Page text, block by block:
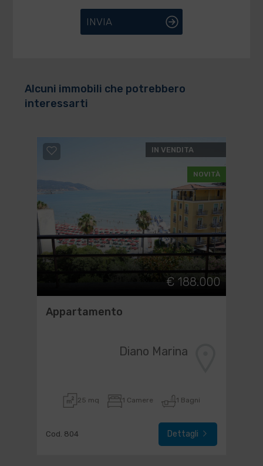
INVIA
Alcuni immobili che potrebbero
interessarti
IN VENDITA
NOVITÀ
€ 188.000
Appartamento
Diano Marina
25 mq 1 Camere 1 Bagni
Cod. 804 Dettagli